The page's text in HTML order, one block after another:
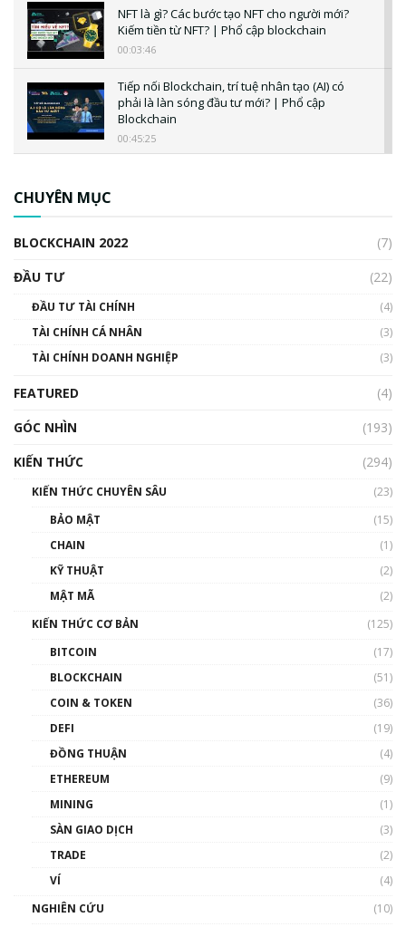
NFT là gì? Các bước tạo NFT cho người mới?
Kiếm tiền từ NFT? | Phổ cập blockchain
00:03:46
Tiếp nối Blockchain, trí tuệ nhân tạo (AI) có
phải là làn sóng đầu tư mới? | Phổ cập
Blockchain
00:45:25
00:02:14
Nhìn lại năm 2022: Những sự kiện ảnh hưởng
đến hệ sinh thái tiền mã hoá | Phổ cập
00:43:47
như thể nào?
00:39:31
Phổ cập Blockchain
thống & Crypto qua các cuộc chiến | Phổ cập
CHUYÊN MỤC
BLOCKCHAIN 2022
(7)
ĐẦU TƯ
(22)
ĐẦU TƯ TÀI CHÍNH
(4)
TÀI CHÍNH CÁ NHÂN
(3)
TÀI CHÍNH DOANH NGHIỆP
(3)
FEATURED
(4)
GÓC NHÌN
(193)
KIẾN THỨC
(294)
KIẾN THỨC CHUYÊN SÂU
(23)
BẢO MẬT
(15)
CHAIN
(1)
KỸ THUẬT
(2)
MẬT MÃ
(2)
KIẾN THỨC CƠ BẢN
(125)
BITCOIN
(17)
BLOCKCHAIN
(51)
COIN & TOKEN
(36)
DEFI
(19)
ĐỒNG THUẬN
(4)
ETHEREUM
(9)
MINING
(1)
SÀN GIAO DỊCH
(3)
TRADE
(2)
VÍ
(4)
NGHIÊN CỨU
(10)